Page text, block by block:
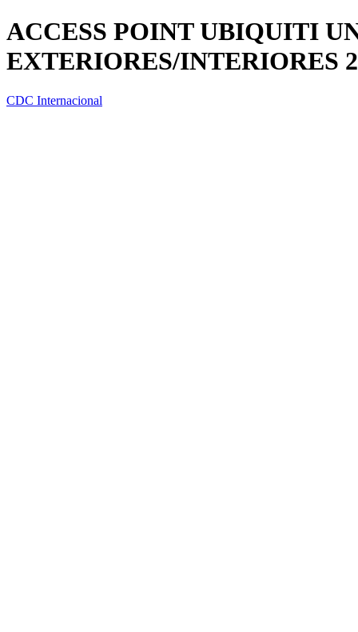
ACCESS POINT UBIQUITI
EXTERIORES/INTERIORES
CDC Internacional